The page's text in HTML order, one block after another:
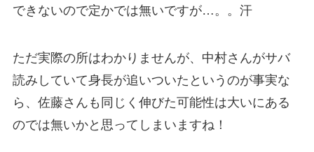
できないので定かでは無いですが…。。汗
ただ実際の所はわかりませんが、中村さんがサバ
読みしていて身長が追いついたというのが事実な
ら、佐藤さんも同じく伸びた可能性は大いにある
のでは無いかと思ってしまいますね！